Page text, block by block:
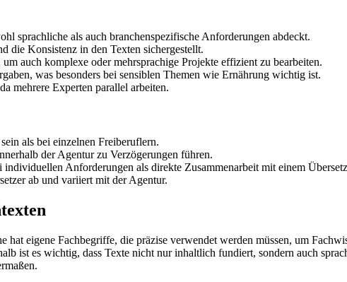
sprachliche als auch branchenspezifische Anforderungen abdeckt.
die Konsistenz in den Texten sichergestellt.
auch komplexe oder mehrsprachige Projekte effizient zu bearbeiten.
was besonders bei sensiblen Themen wie Ernährung wichtig ist.
mehrere Experten parallel arbeiten.
als bei einzelnen Freiberuflern.
der Agentur zu Verzögerungen führen.
Anforderungen als direkte Zusammenarbeit mit einem
ab und variiert mit der Agentur.
eigene Fachbegriffe, die präzise verwendet werden müssen, um
ist es wichtig, dass Texte nicht nur inhaltlich fundiert, sondern auch